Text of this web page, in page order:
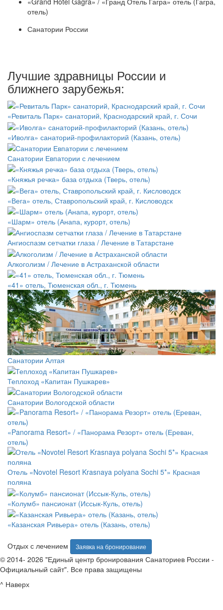
отель)
Санатории России
Лучшие здравницы России и
ближнего зарубежья:
«Ревиталь Парк» санаторий, Краснодарский край, г. Сочи
«Иволга» санаторий-профилакторий (Казань, отель)
Санатории Евпатории с лечением
«Княжья речка» база отдыха (Тверь, отель)
«Вега» отель, Ставропольский край, г. Кисловодск
«Шарм» отель (Анапа, курорт, отель)
Ангиоспазм сетчатки глаза / Лечение в Татарстане
Алкоголизм / Лечение в Астраханской области
«41» отель, Тюменская обл., г. Тюмень
Санатории Алтая
Теплоход «Капитан Пушкарев»
Санатории Вологодской области
«Panorama Resort» / «Панорама Резорт» отель (Ереван,
отель)
Отель «Novotel Resort Krasnaya polyana Sochi 5*» Красная
поляна
«Колумб» пансионат (Иссык-Куль, отель)
«Казанская Ривьера» отель (Казань, отель)
Отдых с лечением Заявка на бронирование
© 2014- 2026 "Единый центр бронирования Санаториев России -
Официальный сайт". Все права защищены
^ Наверх